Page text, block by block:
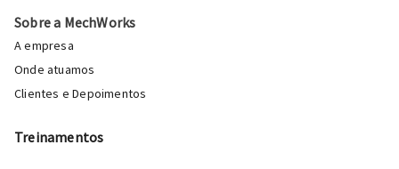
Sobre a MechWorks
A empresa
Onde atuamos
Clientes e Depoimentos
Treinamentos